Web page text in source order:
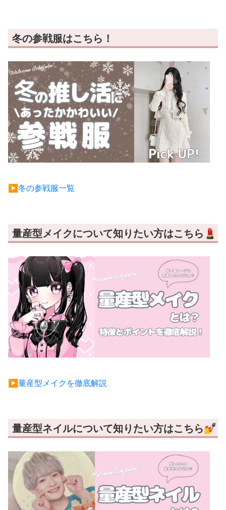
冬の参戦服はこちら！
▶︎冬の参戦服一覧
量産型メイクについて知りたい方はこちら💄
▶︎量産型メイクを徹底解説
量産型ネイルについて知りたい方はこちら💅